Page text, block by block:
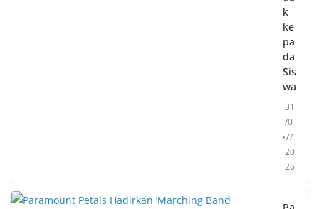
k
ke
pa
da
Sis
wa
31
/0
7/
20
26